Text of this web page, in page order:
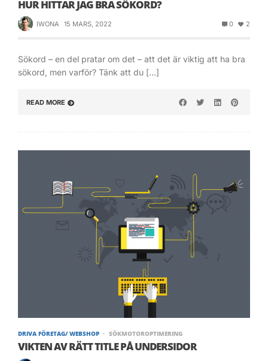
HUR HITTAR JAG BRA SÖKORD?
IWONA 15 MARS, 2022 0 2
Sökord – en del pratar om det – att det är viktig att ha bra
sökord, men varför? Tänk att du […]
READ MORE
DRIVA FÖRETAG/ WEBSHOP SÖKMOTOROPTIMERING
VIKTEN AV RÄTT TITLE PÅ UNDERSIDOR